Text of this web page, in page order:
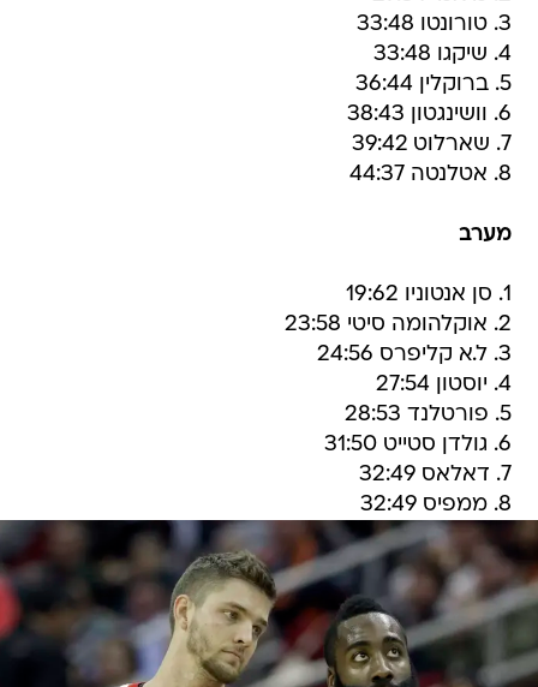
3. טורונטו 33:48
4. שיקגו 33:48
5. ברוקלין 36:44
6. וושינגטון 38:43
7. שארלוט 39:42
8. אטלנטה 44:37
מערב
1. סן אנטוניו 19:62
2. אוקלהומה סיטי 23:58
3. ל.א קליפרס 24:56
4. יוסטון 27:54
5. פורטלנד 28:53
6. גולדן סטייט 31:50
7. דאלאס 32:49
8. ממפיס 32:49